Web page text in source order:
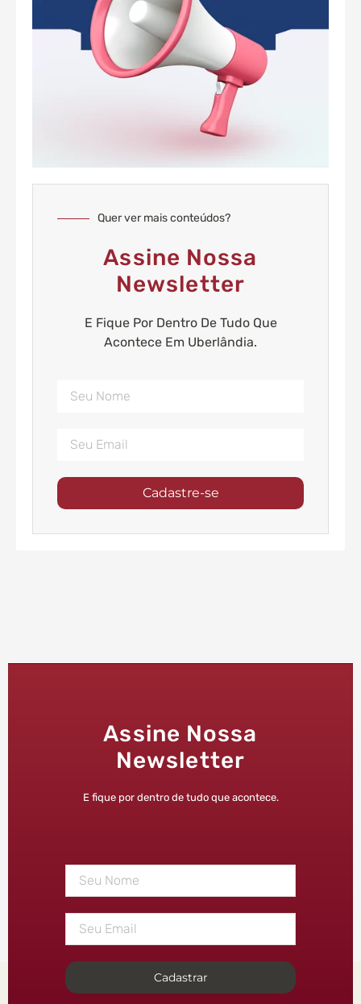
Quer ver mais conteúdos?
Assine Nossa
Newsletter
E Fique Por Dentro De Tudo Que
Acontece Em Uberlândia.
Cadastre-se
Assine Nossa
Newsletter
E fique por dentro de tudo que acontece.
Cadastrar